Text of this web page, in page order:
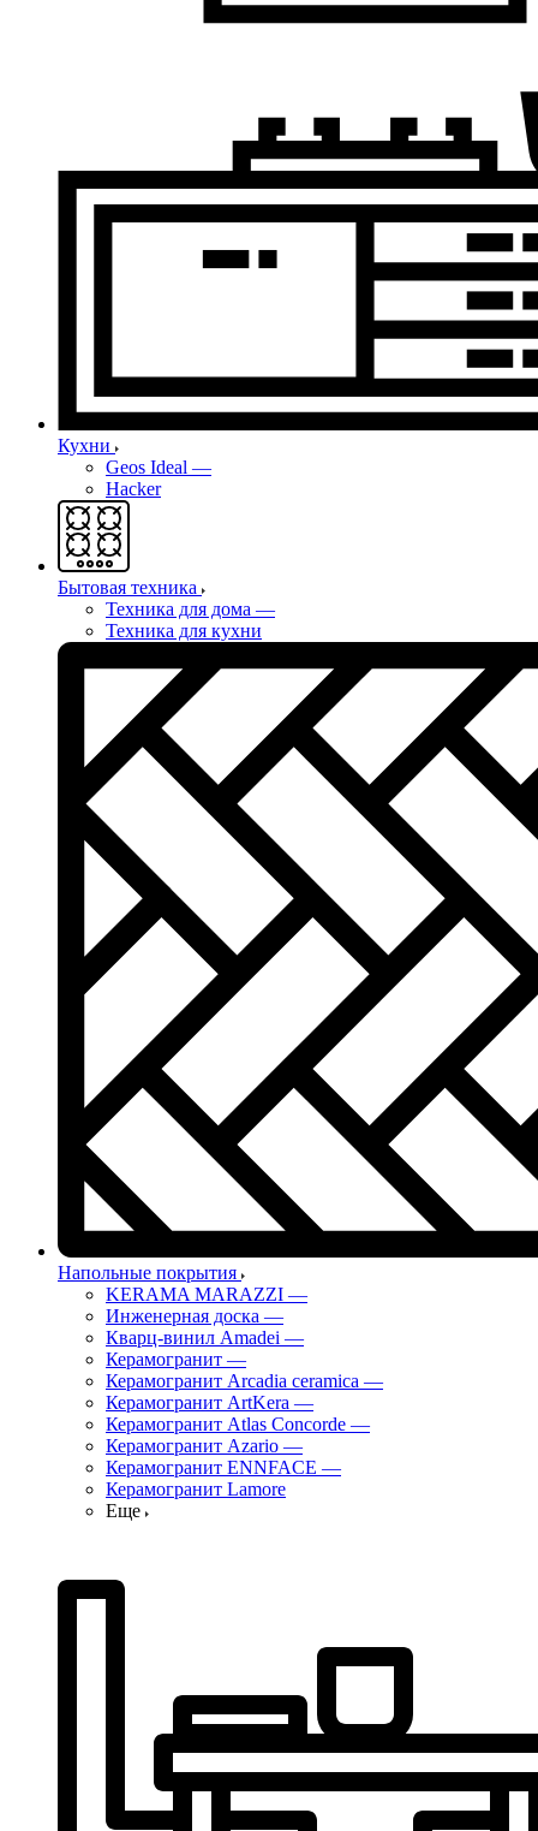
Кухни
Geos Ideal —
Hacker
Бытовая техника
Техника для дома —
Техника для кухни
Напольные покрытия
KERAMA MARAZZI —
Инженерная доска —
Кварц-винил Amadei —
Керамогранит —
Керамогранит Arcadia ceramica —
Керамогранит ArtKera —
Керамогранит Atlas Concorde —
Керамогранит Azario —
Керамогранит ENNFACE —
Керамогранит Lamore
Еще